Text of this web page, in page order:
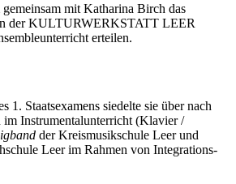
mit Katharina Birch das
der KULTURWERKSTATT LEER
erteilen.
Staatsexamens siedelte sie über nach
im Instrumentalunterricht (Klavier /
der Kreismusikschule Leer und
Leer im Rahmen von Integrations-